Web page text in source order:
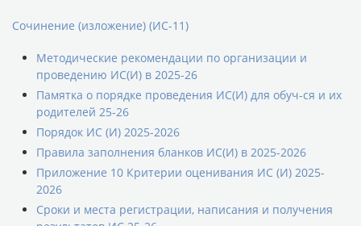
Сочинение (изложение) (ИС-11)
Методические рекомендации по организации и
проведению ИС(И) в 2025-26
Памятка о порядке проведения ИС(И) для обуч-ся и их
родителей 25-26
Порядок ИС (И) 2025-2026
Правила заполнения бланков ИС(И) в 2025-2026
Приложение 10 Критерии оценивания ИС (И) 2025-
2026
Сроки и места регистрации, написания и получения